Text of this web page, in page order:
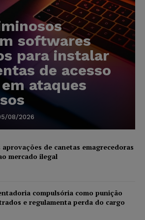
softwares
para instalar
de acesso
ataques
08/2026
de canetas emagrecedoras
mercado ilegal
compulsória como punição
e regulamenta perda do cargo